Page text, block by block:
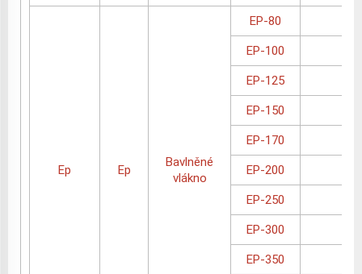
Ep Ep
Bavlněné
vlákno
EP-80
EP-100
EP-125
EP-150
EP-170
EP-200
EP-250
EP-300
EP-350